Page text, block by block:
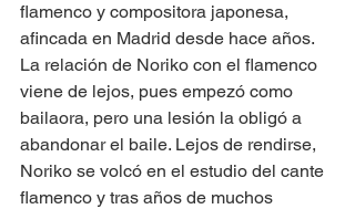
flamenco y compositora japonesa,
afincada en Madrid desde hace años.
La relación de Noriko con el flamenco
viene de lejos, pues empezó como
bailaora, pero una lesión la obligó a
abandonar el baile. Lejos de rendirse,
Noriko se volcó en el estudio del cante
flamenco y tras años de muchos